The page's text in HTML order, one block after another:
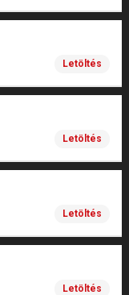
Letöltés
Letöltés
Letöltés
Letöltés